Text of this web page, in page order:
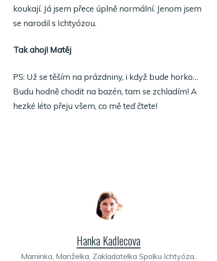
koukají. Já jsem přece úplně normální. Jenom jsem
se narodil s Ichtyózou.
Tak ahoj! Matěj
PS: Už se těším na prázdniny, i když bude horko…
Budu hodně chodit na bazén, tam se zchladím! A
hezké léto přeju všem, co mě teď čtete!
Hanka Kadlecova
Maminka, Manželka, Zakladatelka Spolku Ichtyóza,